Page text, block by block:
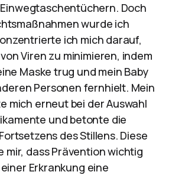
Doch
wurde ich
ich mich darauf,
Viren zu minimieren, indem
Maske trug und mein Baby
Personen fernhielt. Mein
mich erneut bei der Auswahl
und betonte die
des Stillens. Diese
mir, dass Prävention wichtig
Erkrankung eine